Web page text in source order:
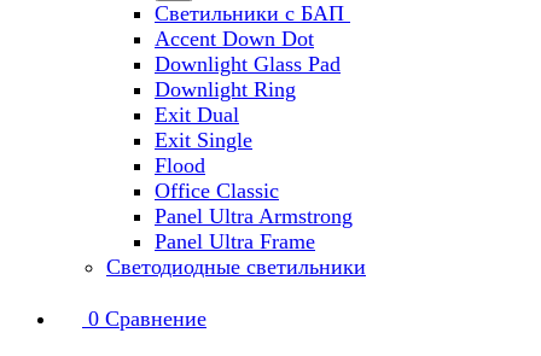
Светильники с БАП
Accent Down Dot
Downlight Glass Pad
Downlight Ring
Exit Dual
Exit Single
Flood
Office Classic
Panel Ultra Armstrong
Panel Ultra Frame
Светодиодные светильники
0 Сравнение